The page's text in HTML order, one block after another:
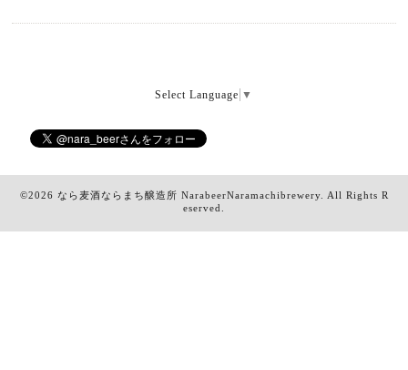
Select Language ▼
©2026 なら麦酒ならまち醸造所 NarabeerNaramachibrewery. All Rights R
eserved.